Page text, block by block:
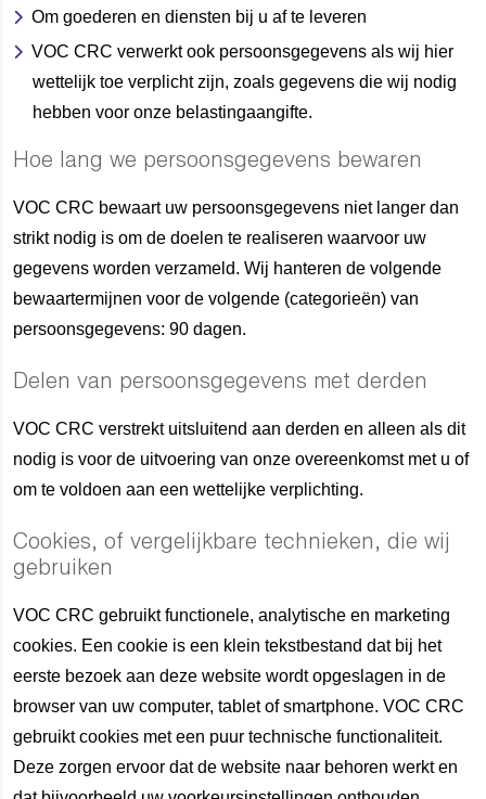
Om goederen en diensten bij u af te leveren
VOC CRC verwerkt ook persoonsgegevens als wij hier
wettelijk toe verplicht zijn, zoals gegevens die wij nodig
hebben voor onze belastingaangifte.
Hoe lang we persoonsgegevens bewaren
VOC CRC bewaart uw persoonsgegevens niet langer dan
strikt nodig is om de doelen te realiseren waarvoor uw
gegevens worden verzameld. Wij hanteren de volgende
bewaartermijnen voor de volgende (categorieën) van
persoonsgegevens: 90 dagen.
Delen van persoonsgegevens met derden
VOC CRC verstrekt uitsluitend aan derden en alleen als dit
nodig is voor de uitvoering van onze overeenkomst met u of
om te voldoen aan een wettelijke verplichting.
Cookies, of vergelijkbare technieken, die wij
gebruiken
VOC CRC gebruikt functionele, analytische en marketing
cookies. Een cookie is een klein tekstbestand dat bij het
eerste bezoek aan deze website wordt opgeslagen in de
browser van uw computer, tablet of smartphone. VOC CRC
gebruikt cookies met een puur technische functionaliteit.
Deze zorgen ervoor dat de website naar behoren werkt en